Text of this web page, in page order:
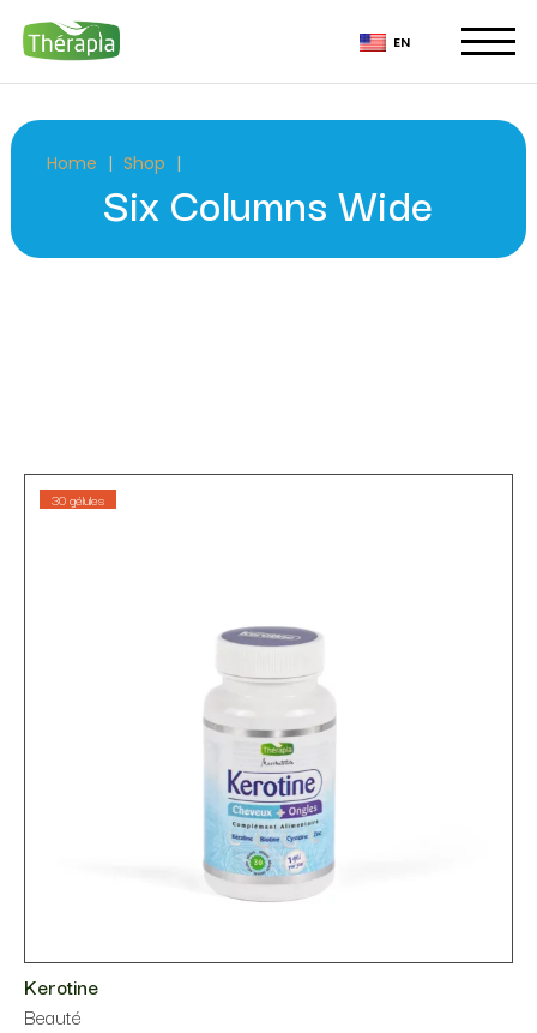
EN
Home Shop
Six Columns Wide
30 gélules
Kerotine
Beauté